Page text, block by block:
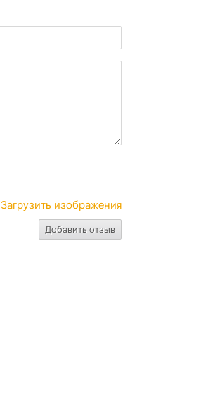
Загрузить изображения